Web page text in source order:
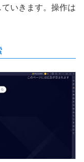
いきます。操作は